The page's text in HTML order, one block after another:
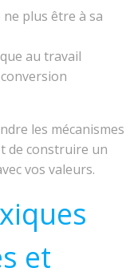
plus être à sa
au travail
les mécanismes
de construire un
vos valeurs.
et